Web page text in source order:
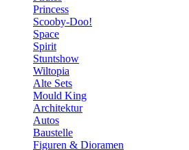
Princess
Scooby-Doo!
Space
Spirit
Stuntshow
Wiltopia
Alte Sets
Mould King
Architektur
Autos
Baustelle
Figuren & Dioramen